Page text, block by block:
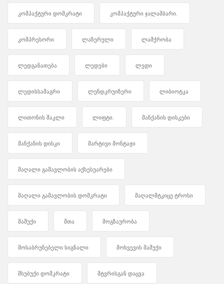
კომპაქტური დომკრატი კომპაქტური ჯალამბარი.
კომპრესორი ლაზერული ლაშქრობა
ლედგანათება ლედები ლედი
ლედისსამაგრი ლენდკრუიზერი ლიბიოტკა
ლითონის შაკლი ლიფტი. მანქანის დისკები
მანქანის დისკი მარტივი მონტაჟი
მაღალი გამავლობის აქსესუარები
მაღალი გამავლობის დომკრატი მაღალმტკიცე ტროსი
მაშუქი მთა მოგზაურობა
მოსაბრუნებელი სიგნალი მოხვევის მაშუქი
მსუბუქი დომკრატი მტვრისგან დაცვა